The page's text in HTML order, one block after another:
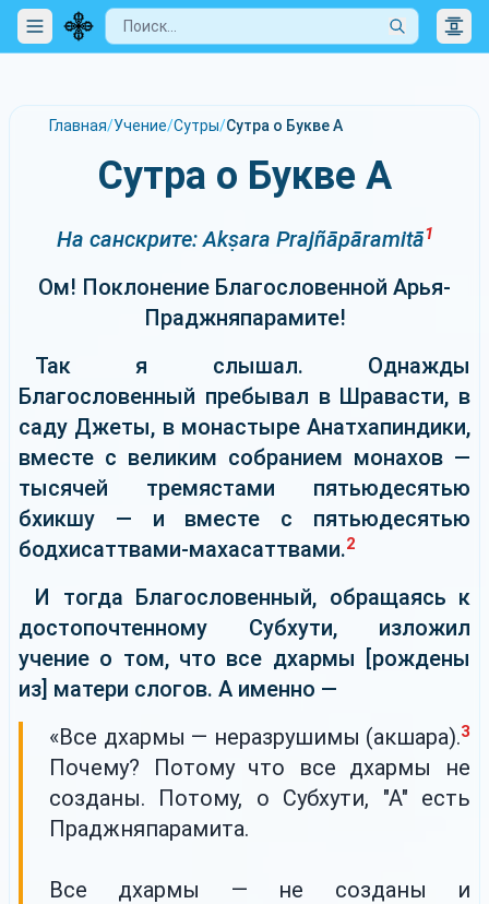
Главная/Учение/Сутры/Сутра о Букве А
Сутра о Букве А
На санскрите: Akṣara Prajñāpāramitā1
Ом! Поклонение Благословенной Арья-
Праджняпарамите!
Так я слышал. Однажды
Благословенный пребывал в Шравасти, в
саду Джеты, в монастыре Анатхапиндики,
вместе с великим собранием монахов —
тысячей тремястами пятьюдесятью
бхикшу — и вместе с пятьюдесятью
бодхисаттвами-махасаттвами.2
И тогда Благословенный, обращаясь к
достопочтенному Субхути, изложил
учение о том, что все дхармы [рождены
из] матери слогов. А именно —
«Все дхармы — неразрушимы (акшара).3
Почему? Потому что все дхармы не
созданы. Потому, о Субхути, "А" есть
Праджняпарамита.
Все дхармы — не созданы и